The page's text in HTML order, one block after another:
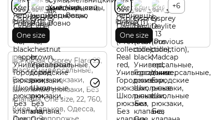
Размер
One size
+6
Размер
One size